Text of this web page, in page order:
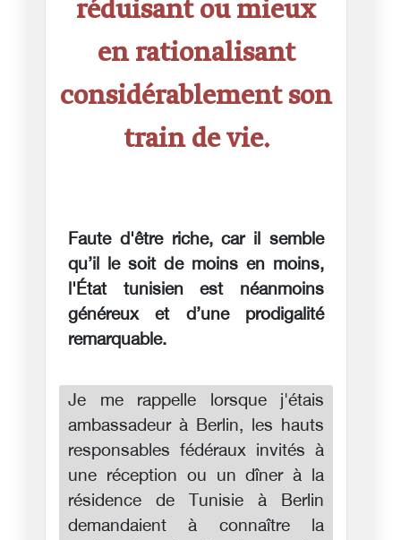
réduisant ou mieux
en rationalisant
considérablement son
train de vie.
Faute d'être riche, car il semble
qu’il le soit de moins en moins,
l'État tunisien est néanmoins
généreux et d’une prodigalité
remarquable.
Je me rappelle lorsque j'étais
ambassadeur à Berlin, les hauts
responsables fédéraux invités à
une réception ou un dîner à la
résidence de Tunisie à Berlin
demandaient à connaître la